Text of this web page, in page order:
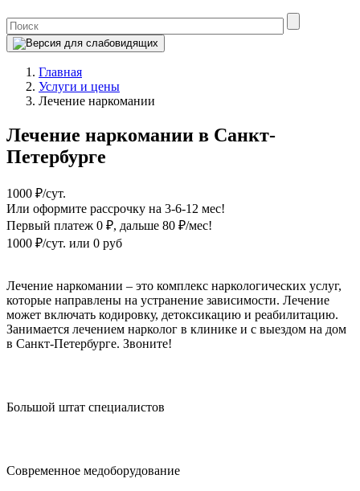
Главная
Услуги и цены
Лечение наркомании
Лечение наркомании в Санкт-
Петербурге
1000 ₽/сут.
Или оформите рассрочку на 3-6-12 мес!
Первый платеж 0 ₽, дальше 80 ₽/мес!
1000 ₽/сут. или 0 руб
Лечение наркомании – это комплекс наркологических услуг,
которые направлены на устранение зависимости. Лечение
может включать кодировку, детоксикацию и реабилитацию.
Занимается лечением нарколог в клинике и с выездом на дом
в Санкт-Петербурге. Звоните!
Большой штат специалистов
Современное медоборудование